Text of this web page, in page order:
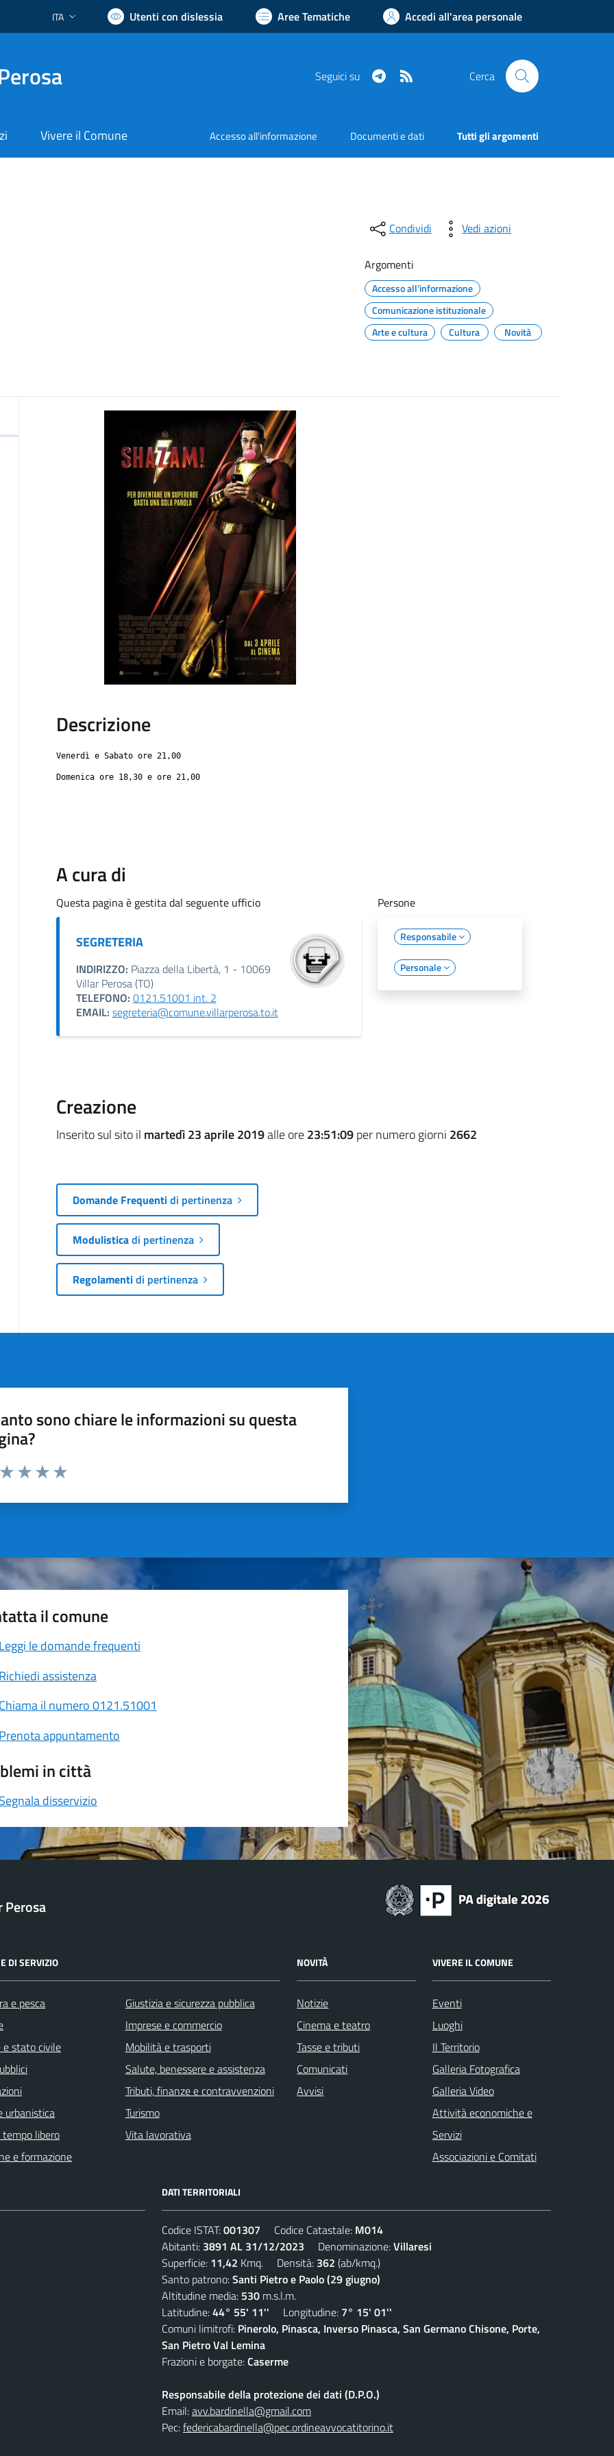
Lingua attiva:
ITA Utenti con dislessia Aree Tematiche Accedi all'area personale
Seguici su Telegram Cerca
Vivere il Comune Accesso all'informazione Documenti e dati Tutti gli argomenti
Condividi Vedi azioni
Argomenti
Accesso all'informazione
Comunicazione istituzionale
Arte e cultura
Cultura Novità
Descrizione
Venerdì e Sabato ore 21,00
Domenica ore 18,30 e ore 21,00
A cura di
Questa pagina è gestita dal seguente ufficio
SEGRETERIA
INDIRIZZO: Piazza della Libertà, 1 - 10069
Villar Perosa (TO)
TELEFONO: 0121.51001 int. 2
EMAIL: segreteria@comune.villarperosa.to.it
Persone
Responsabile
Personale
Creazione
Inserito sul sito il martedì 23 aprile 2019alle ore23:51:09per numero giorni 2662
Domande Frequentidi pertinenza
Modulisticadi pertinenza
Regolamentidi pertinenza
sono chiare le informazioni su questa
da 1 a 5 stelle la pagina
il comune
Leggi le domande frequenti
Richiedi assistenza
Chiama il numero 0121.51001
Prenota appuntamento
in città
Segnala disservizio
Perosa
DI SERVIZIO
e pesca
e stato civile
urbanistica
libero
e formazione
Giustizia e sicurezza pubblica
Imprese e commercio
Mobilità e trasporti
Salute, benessere e assistenza
Tributi, finanze e contravvenzioni
Turismo
Vita lavorativa
NOVITÀ
Notizie
Cinema e teatro
Tasse e tributi
Comunicati
Avvisi
VIVERE IL COMUNE
Eventi
Luoghi
Il Territorio
Galleria Fotografica
Galleria Video
Attività economiche e
Servizi
Associazioni e Comitati
DATI TERRITORIALI
Codice ISTAT:001307 Codice Catastale: M014
Abitanti: 3891 AL 31/12/2023 Denominazione:Villaresi
Superficie: 11,42 Kmq. Densità: 362 (ab/kmq.)
Santo patrono:Santi Pietro e Paolo (29 giugno)
Altitudine media: 530 m.s.l.m.
Latitudine:44° 55' 11'' Longitudine: 7° 15' 01''
Comuni limitrofi: Pinerolo, Pinasca, Inverso Pinasca, San Germano Chisone, Porte,
San Pietro Val Lemina
Frazioni e borgate:Caserme
Responsabile della protezione dei dati (D.P.O.)
Email:avv.bardinella@gmail.com
Pec:federicabardinella@pec.ordineavvocatitorino.it